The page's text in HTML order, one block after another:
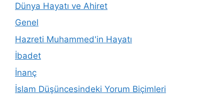
Dünya Hayatı ve Ahiret
Genel
Hazreti Muhammed'in Hayatı
İbadet
İnanç
İslam Düşüncesindeki Yorum Biçimleri